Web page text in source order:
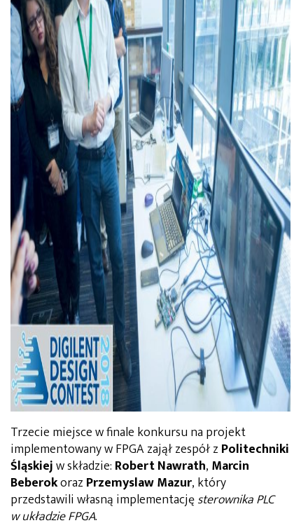
Trzecie miejsce w finale konkursu na projekt
implementowany w FPGA zajął zespół z Politechniki
Śląskiejw składzie: Robert Nawrath, Marcin
Beberokoraz Przemyslaw Mazur, który
przedstawili własną implementacjęsterownika PLC
w układzie FPGA.